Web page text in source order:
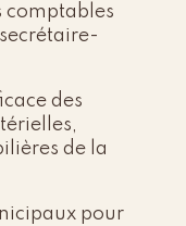
des
de la
pour